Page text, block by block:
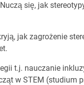
się, jak
jak zagrożenie
t.j. nauczanie
w STEM (studium